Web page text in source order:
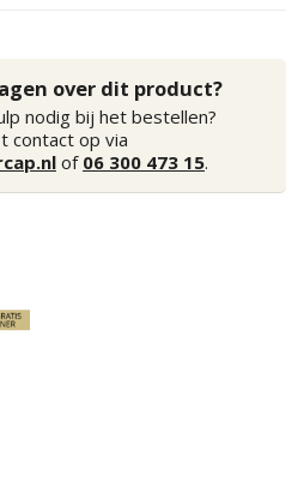
over dit product?
nodig bij het bestellen?
contact op via
of 06 300 473 15.